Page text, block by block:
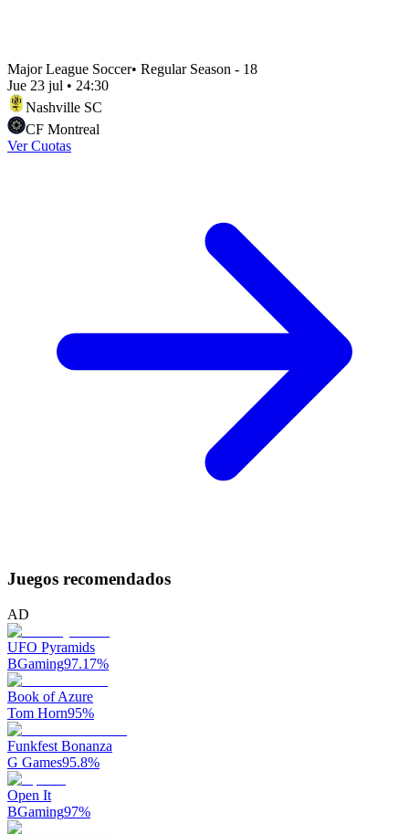
Major League Soccer• Regular Season - 18
Jue 23 jul • 24:30
Nashville SC
CF Montreal
Ver Cuotas
Juegos recomendados
AD
UFO Pyramids
BGaming97.17%
Book of Azure
Tom Horn95%
Funkfest Bonanza
G Games95.8%
Open It
BGaming97%